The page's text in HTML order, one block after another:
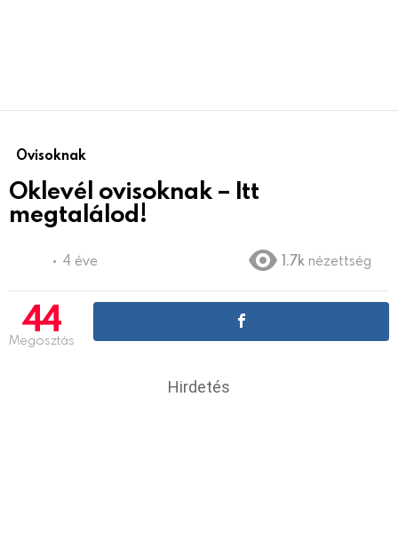
Ovisoknak
Oklevél ovisoknak – Itt
megtalálod!
4 éve 1.7k nézettség
44
Megosztás
Hirdetés